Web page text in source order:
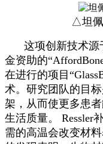
△坦佩
这项创新技术源
金资助的
在进行的项目
术。研究团队的目
架，从而使更多患
生活质量。 Ressler
需的高温会改变材